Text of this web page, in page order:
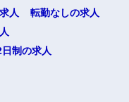
人
転勤なしの求人
制の求人